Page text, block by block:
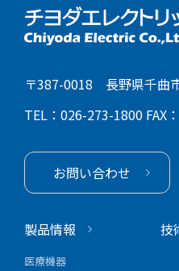
〒387-0018 長野県千曲
TEL：026-273-1800 FAX
お問い合わせ
製品情報
医療機器
技